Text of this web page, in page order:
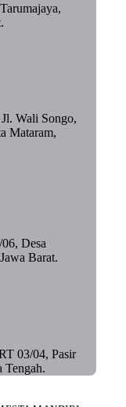
Wali Songo,
Mataram,
Desa
Barat.
03/04, Pasir
Tengah.